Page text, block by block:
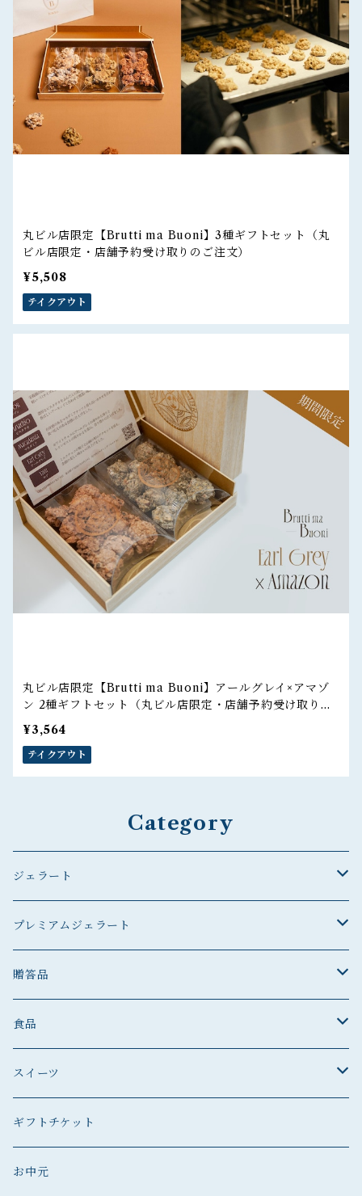
丸ビル店限定【Brutti ma Buoni】3種ギフトセット（丸
ビル店限定・店舗予約受け取りのご注文）
¥5,508
テイクアウト
丸ビル店限定【Brutti ma Buoni】アールグレイ×アマゾ
ン 2種ギフトセット（丸ビル店限定・店舗予約受け取りの
ご注文）
¥3,564
テイクアウト
Category
ジェラート
ジェラート
ジェラート
プレミアムジェラート
プレミアムジェラート
プレミアムジェラート
贈答品
贈答品
贈答品
ジェラート
食品
菓子
ジェラート
ジェラート
ジェラート
プレミアムジェラート
スイーツ
スイーツ
スイーツ
ギフトチケット
お中元